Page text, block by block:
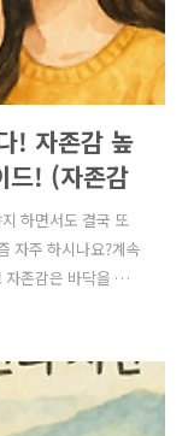
! 자존감 높
드! (자존감
향상, 자존
하면서도 결국 또
자주 하시나요?계속
자존감은 바닥을 치
한 휴식 데이(Self-
감 회복 선언이에요.
스스로에게 휴식을 선
하는 가장 강력한